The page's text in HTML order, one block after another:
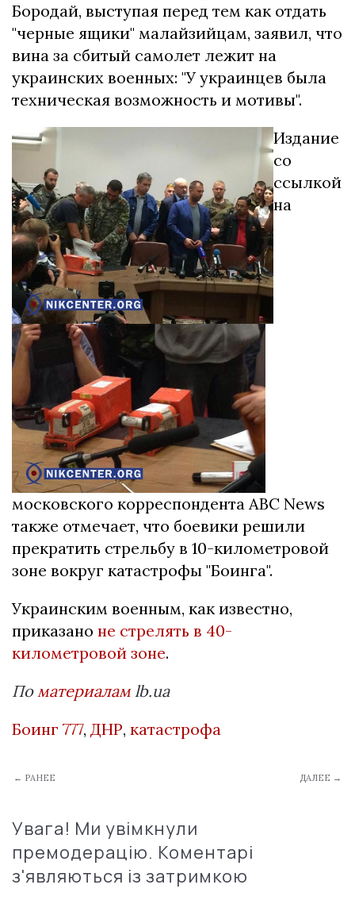
Бородай, выступая перед тем как отдать
"черные ящики" малайзийцам, заявил, что
вина за сбитый самолет лежит на
украинских военных: "У украинцев была
техническая возможность и мотивы".
Издание
со
ссылкой
на
московского корреспондента ABC News
также отмечает, что боевики решили
прекратить стрельбу в 10-километровой
зоне вокруг катастрофы "Боинга".
Украинским военным, как известно,
приказано не стрелять в 40-
километровой зоне.
Поматериаламlb.ua
Боинг 777, ДНР, катастрофа
← РАНЕЕ ДАЛЕЕ →
Увага! Ми увімкнули
премодерацію. Коментарі
з'являються із затримкою